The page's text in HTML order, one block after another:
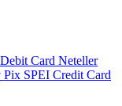
Debit Card Neteller
Pix SPEI Credit Card